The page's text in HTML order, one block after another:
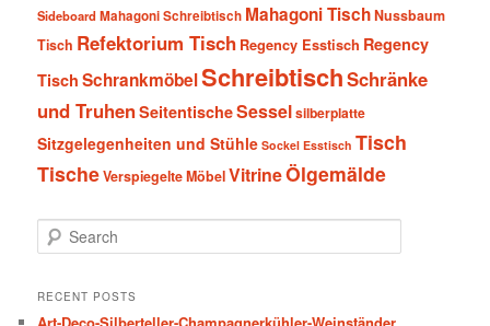
SideboardMahagoni Schreibtisch Mahagoni TischNussbaum
Tisch Refektorium Tisch Regency Esstisch Regency
Tisch SchrankmöbelSchreibtischSchränke
und TruhenSeitentischeSesselsilberplatte
Sitzgelegenheiten und Stühle Sockel Esstisch Tisch
TischeVerspiegelte MöbelVitrineÖlgemälde
e
rRECENT POSTS